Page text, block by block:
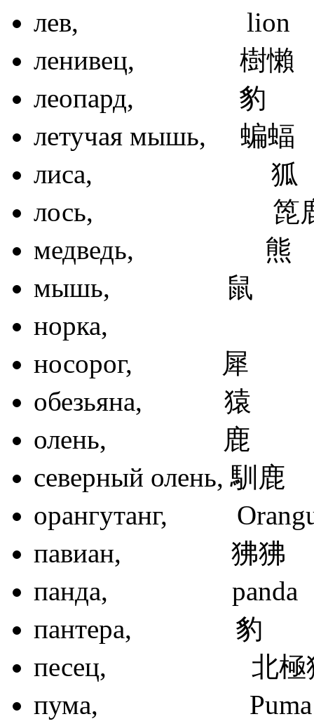
лев, lion
ленивец, 樹
леопард,
летучая мышь,
лиса,
лось, 箆
медведь,
мышь, 鼠
норка,
носорог,
обезьяна,
олень,
северный
орангутанг,
павиан,
панда,
пантера,
песец, 北極
пума,